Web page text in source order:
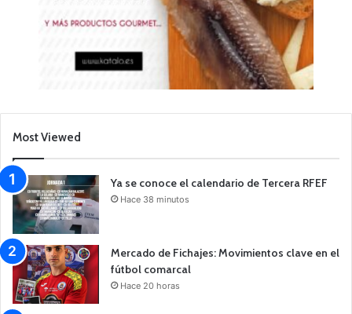
Most Viewed
Ya se conoce el calendario de Tercera RFEF
Hace 38 minutos
Mercado de Fichajes: Movimientos clave en el
fútbol comarcal
Hace 20 horas